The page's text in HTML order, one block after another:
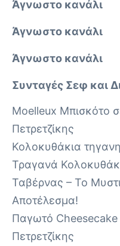
Άγνωστο κανάλι
Άγνωστο κανάλι
Άγνωστο κανάλι
Συνταγές Σεφ και
Moelleux Μπισκότο
Πετρετζίκης
Κολοκυθάκια
Τραγανά
Ταβέρνας – Το
Αποτέλεσμα!
Παγωτό
Πετρετζίκης